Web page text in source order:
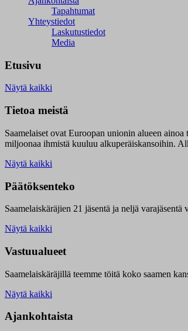
Tapahtumat
Yhteystiedot
Laskutustiedot
Media
Etusivu
Näytä kaikki
Tietoa meistä
Saamelaiset ovat Euroopan unionin alueen
miljoonaa ihmistä kuuluu alkuperäiskansoihin.
Näytä kaikki
Päätöksenteko
Saamelaiskäräjien 21 jäsentä ja neljä
Näytä kaikki
Vastuualueet
Saamelaiskäräjillä teemme töitä koko saamen
Näytä kaikki
Ajankohtaista